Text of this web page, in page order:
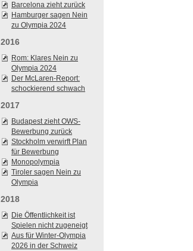
Barcelona zieht zurück
Hamburger sagen Nein
zu Olympia 2024
2016
Rom: Klares Nein zu
Olympia 2024
Der McLaren-Report:
schockierend schwach
2017
Budapest zieht OWS-
Bewerbung zurück
Stockholm verwirft Plan
für Bewerbung
Monopolympia
Tiroler sagen Nein zu
Olympia
2018
Die Öffentlichkeit ist
Spielen nicht zugeneigt
Aus für Winter-Olympia
2026 in der Schweiz